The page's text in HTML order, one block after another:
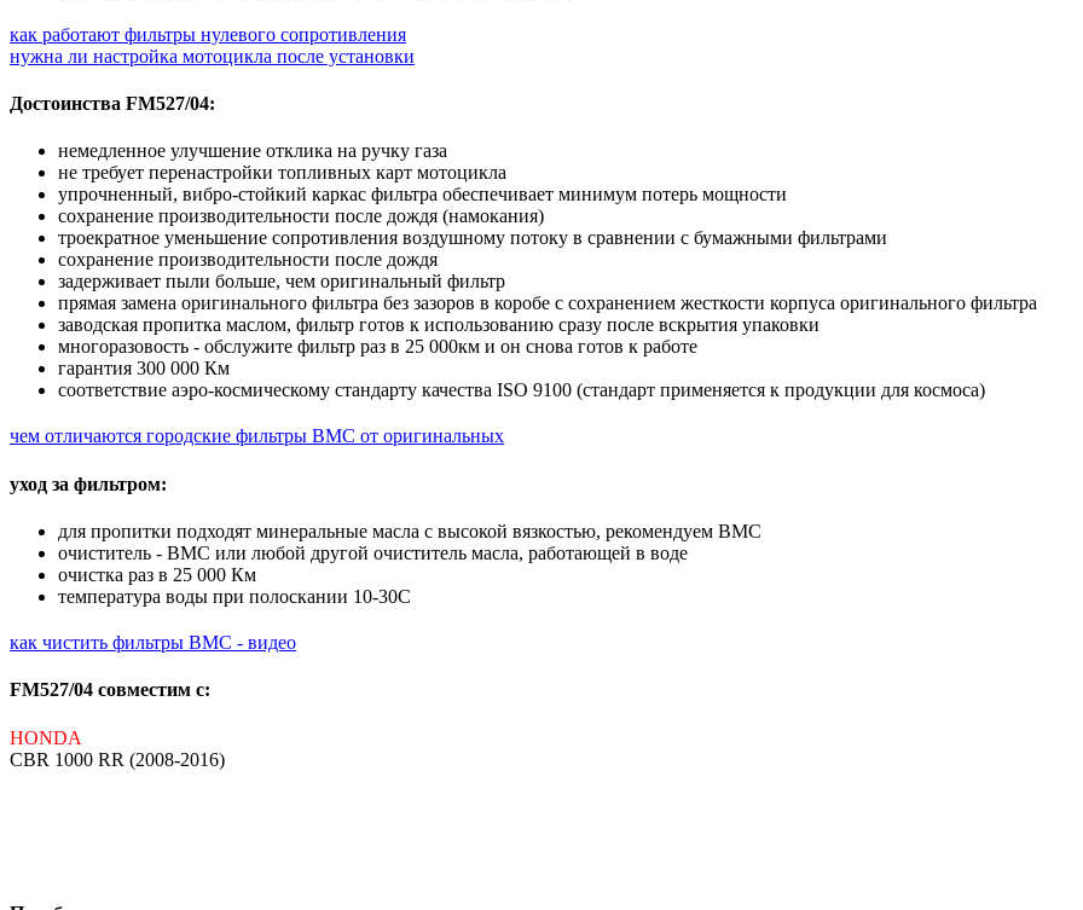
как работают фильтры нулевого сопротивления
нужна ли настройка мотоцикла после установки
Достоинства FM527/04:
немедленное улучшение отклика на ручку газа
не требует перенастройки топливных карт мотоцикла
упрочненный, вибро-стойкий каркас фильтра обеспечивает минимум потерь мощности
сохранение производительности после дождя (намокания)
троекратное уменьшение сопротивления воздушному потоку в сравнении с бумажными фильтрами
сохранение производительности после дождя
задерживает пыли больше, чем оригинальный фильтр
прямая замена оригинального фильтра без зазоров в коробе с сохранением жесткости корпуса оригинального фильтра
заводская пропитка маслом, фильтр готов к использованию сразу после вскрытия упаковки
многоразовость - обслужите фильтр раз в 25 000км и он снова готов к работе
гарантия 300 000 Км
соответствие аэро-космическому стандарту качества ISO 9100 (стандарт применяется к продукции для космоса)
чем отличаются городские фильтры BMC от оригинальных
уход за фильтром:
для пропитки подходят минеральные масла с высокой вязкостью, рекомендуем BMC
очиститель - BMC или любой другой очиститель масла, работающей в воде
очистка раз в 25 000 Км
температура воды при полоскании 10-30С
как чистить фильтры BMC - видео
FM527/04 совместим с:
HONDA
CBR 1000 RR (2008-2016)